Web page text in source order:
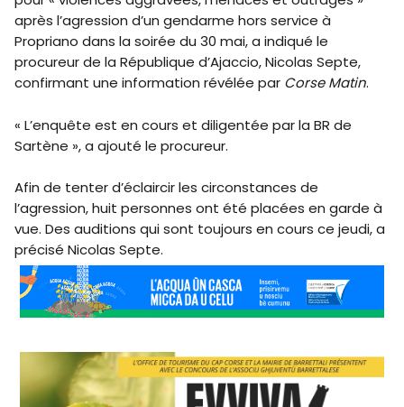
après l’agression d’un gendarme hors service à
Propriano dans la soirée du 30 mai, a indiqué le
procureur de la République d’Ajaccio, Nicolas Septe,
confirmant une information révélée par Corse Matin.
« L’enquête est en cours et diligentée par la BR de
Sartène », a ajouté le procureur.
Afin de tenter d’éclaircir les circonstances de
l’agression, huit personnes ont été placées en garde à
vue. Des auditions qui sont toujours en cours ce jeudi, a
précisé Nicolas Septe.